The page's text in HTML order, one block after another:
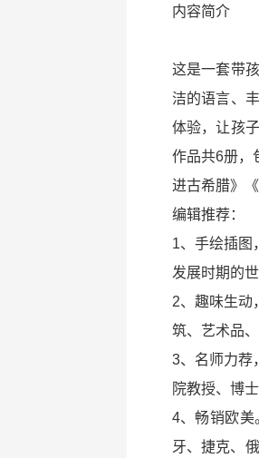
内容简介
这是一套带
洁的语言、
体验，让孩
作品共6册，
进古希腊》
编辑推荐：
1、手绘插图
发展时期的世
2、趣味生动
筑、艺术品
3、名师力荐
院教授、博
4、畅销欧
牙、捷克、